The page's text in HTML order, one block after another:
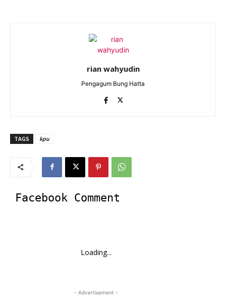
rian wahyudin
Pengagum Bung Hatta
TAGS kpu
Facebook Comment
Loading...
- Advertisement -